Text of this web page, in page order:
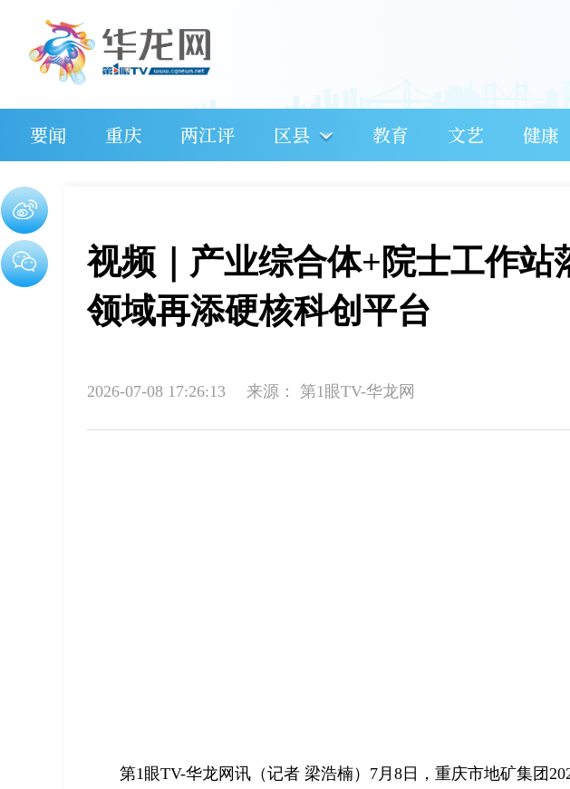
要闻 重庆 两江评 区县 教育 文艺 健康
视频｜产业综合体+院士工作站
领域再添硬核科创平台
2026-07-08 17:26:13 来源： 第1眼TV-华龙网
第1眼TV-华龙网讯（记者 梁浩楠）7月8日，重庆市地矿集团